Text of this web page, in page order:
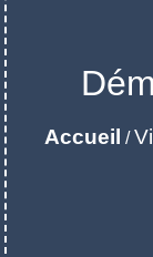
Accueil /